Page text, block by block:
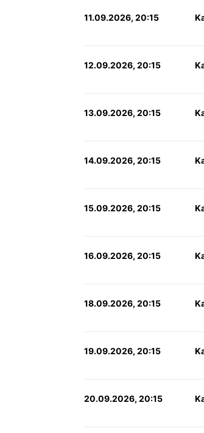
11.09.2026, 20:15
12.09.2026, 20:15
13.09.2026, 20:15
14.09.2026, 20:15
15.09.2026, 20:15
16.09.2026, 20:15
18.09.2026, 20:15
19.09.2026, 20:15
20.09.2026, 20:15